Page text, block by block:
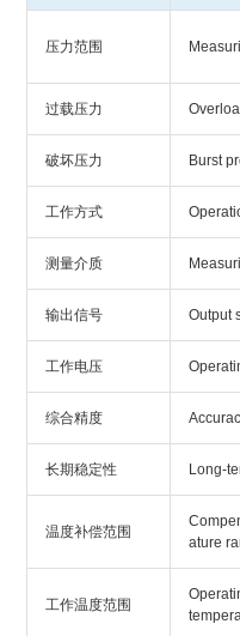
压力范围
过载压力
破坏压力 Burst
工作方式
测量介质
输出信号 Output
工作电压
综合精度
长期稳定性 Long-
温度补偿范围
ature
工作温度范围